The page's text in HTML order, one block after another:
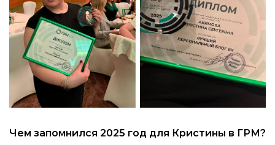
Чем запомнился 2025 год для Кристины в ГРМ?